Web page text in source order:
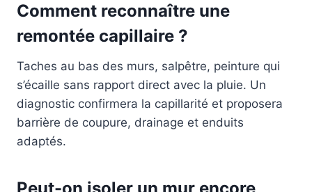
Comment reconnaître une
remontée capillaire ?
Taches au bas des murs, salpêtre, peinture qui
s’écaille sans rapport direct avec la pluie. Un
diagnostic confirmera la capillarité et proposera
barrière de coupure, drainage et enduits
adaptés.